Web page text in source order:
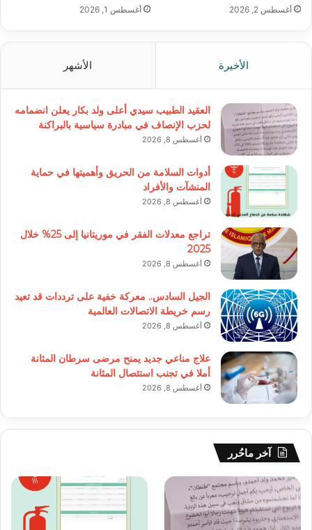
أغسطس 2, 2026 أغسطس 1, 2026
الأخيرة الأشهر
العقيد الطبيب سيدي أعلى ولد بكار يعلن انضمامه
لحزب الإنصاف في مبادرة سياسية بالبراكنة
أغسطس 8, 2026
أدوات السلامة من الحريق وأهميتها في حماية
المنشآت والأفراد
أغسطس 8, 2026
تراجع معدلات الفقر في موريتانيا إلى 25% خلال
2025
أغسطس 8, 2026
الجيل السادس.. معركة خفية على ترددات قد تعيد
رسم خريطة الاتصالات العالمية
أغسطس 8, 2026
علاج مناعي جديد يمنح مرضى سرطان المثانة
أملا في تجنب استئصال المثانة
أغسطس 8, 2026
آخر ماحُرر